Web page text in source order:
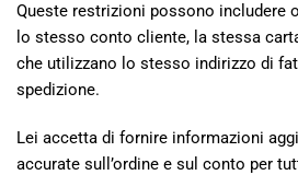
Queste restrizioni possono includere
lo stesso conto cliente, la stessa
che utilizzano lo stesso indirizzo di
spedizione.
Lei accetta di fornire informazioni
accurate sull’ordine e sul conto per